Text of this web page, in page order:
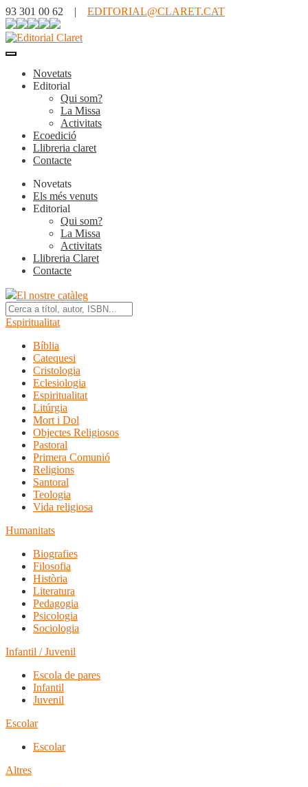
93 301 00 62 | EDITORIAL@CLARET.CAT
Novetats
Editorial
Qui som?
La Missa
Activitats
Ecoedició
Llibreria claret
Contacte
Novetats
Els més venuts
Editorial
Qui som?
La Missa
Activitats
Llibreria Claret
Contacte
El nostre catàleg
Espiritualitat
Bíblia
Catequesi
Cristologia
Eclesiologia
Espiritualitat
Litúrgia
Mort i Dol
Objectes Religiosos
Pastoral
Primera Comunió
Religions
Santoral
Teologia
Vida religiosa
Humanitats
Biografies
Filosofia
Història
Literatura
Pedagogia
Psicologia
Sociologia
Infantil / Juvenil
Escola de pares
Infantil
Juvenil
Escolar
Escolar
Altres